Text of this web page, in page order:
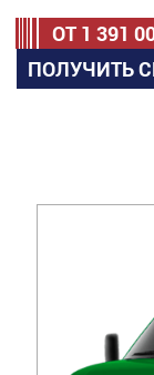
ОТ 1 391
ПОЛУЧИТЬ